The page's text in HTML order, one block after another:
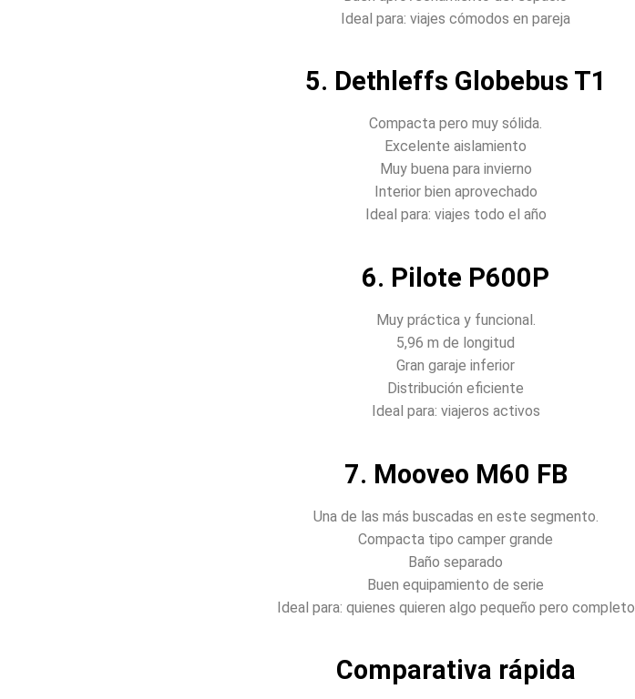
Ideal para: viajes cómodos en pareja
5. Dethleffs Globebus T1
Compacta pero muy sólida.
Excelente aislamiento
Muy buena para invierno
Interior bien aprovechado
Ideal para: viajes todo el año
6. Pilote P600P
Muy práctica y funcional.
5,96 m de longitud
Gran garaje inferior
Distribución eficiente
Ideal para: viajeros activos
7. Mooveo M60 FB
Una de las más buscadas en este segmento.
Compacta tipo camper grande
Baño separado
Buen equipamiento de serie
Ideal para: quienes quieren algo pequeño pero completo
Comparativa rápida